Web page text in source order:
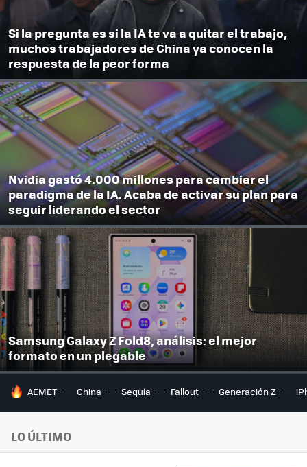
Si la pregunta es si la IA te va a quitar el trabajo,
muchos trabajadores de China ya conocen la
respuesta de la peor forma
Nvidia gastó 4.000 millones para cambiar el
paradigma de la IA. Acaba de activar su plan para
seguir liderando el sector
Samsung Galaxy Z Fold8, análisis: el mejor
formato en un plegable
HOY SE HABLA DE
AEMET China Sequía Fallout Generación Z
LO ÚLTIMO